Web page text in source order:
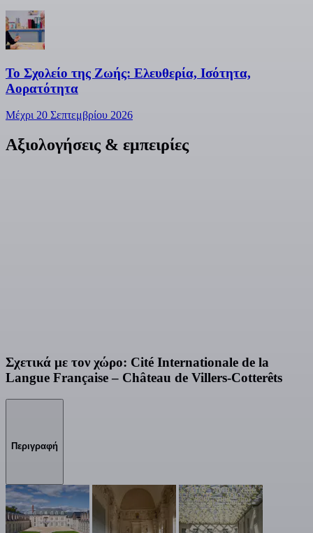
Το Σχολείο της Ζωής: Ελευθερία, Ισότητα,
Αορατότητα
Μέχρι 20 Σεπτεμβρίου 2026
Αξιολογήσεις & εμπειρίες
Σχετικά με τον χώρο: Cité Internationale de la
Langue Française – Château de Villers-Cotterêts
Περιγραφή